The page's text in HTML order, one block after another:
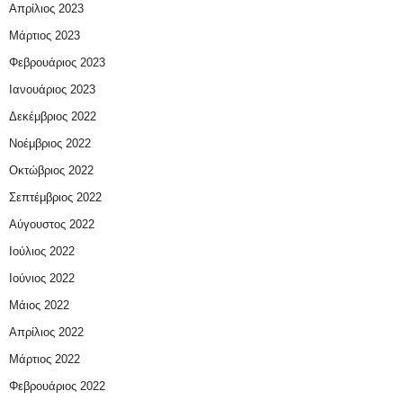
Απρίλιος 2023
Μάρτιος 2023
Φεβρουάριος 2023
Ιανουάριος 2023
Δεκέμβριος 2022
Νοέμβριος 2022
Οκτώβριος 2022
Σεπτέμβριος 2022
Αύγουστος 2022
Ιούλιος 2022
Ιούνιος 2022
Μάιος 2022
Απρίλιος 2022
Μάρτιος 2022
Φεβρουάριος 2022